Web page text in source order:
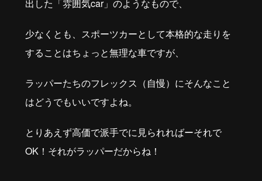
出した「雰囲気car」のようなもので、
少なくとも、スポーツカーとして本格的な走りを
することはちょっと無理な車ですが、
ラッパーたちのフレックス（自慢）にそんなこと
はどうでもいいですよね。
とりあえず高価で派手でに見られればーそれで
OK！それがラッパーだからね！